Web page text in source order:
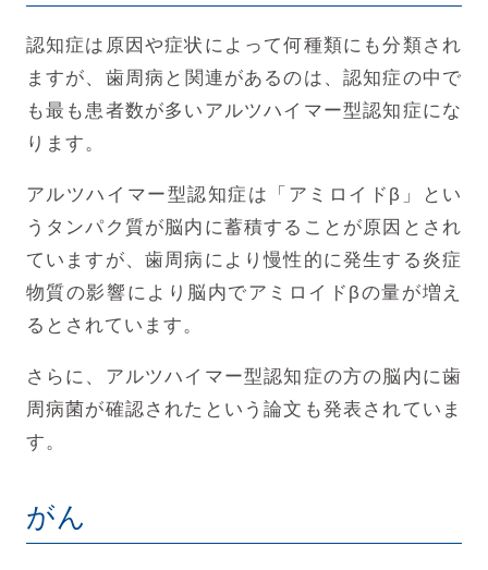
認知症は原因や症状によって何種類にも分類され
ますが、 歯周病と関連があるのは、認知症の中で
も最も患者数が多いアルツハイマー型認知症にな
ります。
アルツハイマー型認知症は「アミロイドβ」とい
うタンパク質が脳内に蓄積することが原因とされ
ていますが、歯周病により慢性的に発生する炎症
物質の影響により脳内でアミロイドβの量が増え
るとされています。
さらに、アルツハイマー型認知症の方の脳内に歯
周病菌が確認されたという論文も発表されていま
す。
がん